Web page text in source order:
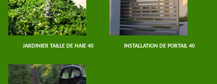
JARDINIER TAILLE DE HAIE 40 INSTALLATION DE PORTAIL 40